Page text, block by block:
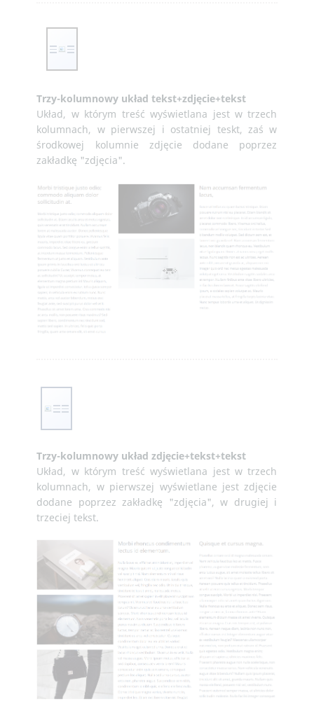
Trzy-kolumnowy układ tekst+zdjęcie+tekst
Układ, w którym treść wyświetlana jest w trzech
kolumnach, w pierwszej i ostatniej teskt, zaś w
środkowej kolumnie zdjęcie dodane poprzez
zakładkę "zdjęcia".
Trzy-kolumnowy układ zdjęcie+tekst+tekst
Układ, w którym treść wyświetlana jest w trzech
kolumnach, w pierwszej wyświetlane jest zdjęcie
dodane poprzez zakładkę "zdjęcia", w drugiej i
trzeciej tekst.